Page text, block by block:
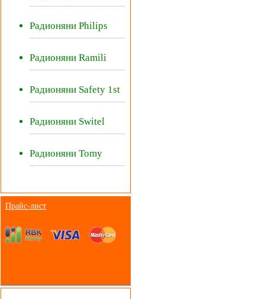
Радионяни Philips
Радионяни Ramili
Радионяни Safety 1st
Радионяни Switel
Радионяни Tomy
Прайс-лист